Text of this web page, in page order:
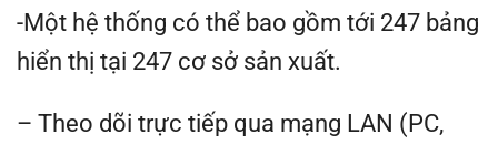
-Một hệ thống có thể bao gồm tới 247 bảng
hiển thị tại 247 cơ sở sản xuất.
– Theo dõi trực tiếp qua mạng LAN (PC,